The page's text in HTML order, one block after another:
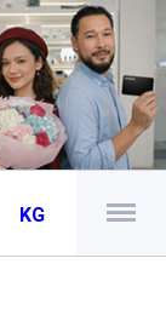
KG